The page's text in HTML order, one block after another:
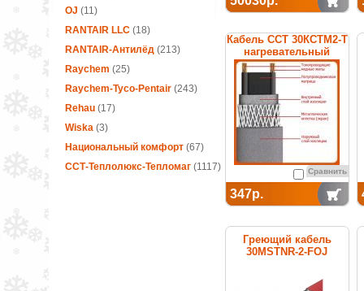
OJ (11)
RANTAIR LLC(18)
RANTAIR-Антилёд(213)
Raychem (25)
Raychem-Tyco-Pentair (243)
Rehau(17)
Wiska(3)
Национальный комфорт(67)
ССТ-Теплолюкс-Тепломаг(1117)
Кабель ССТ 30КСТМ2-Т
нагревательный
саморегулирующийся
Сравнить
347р.
Греющий кабель
30MSTNR-2-FOJ